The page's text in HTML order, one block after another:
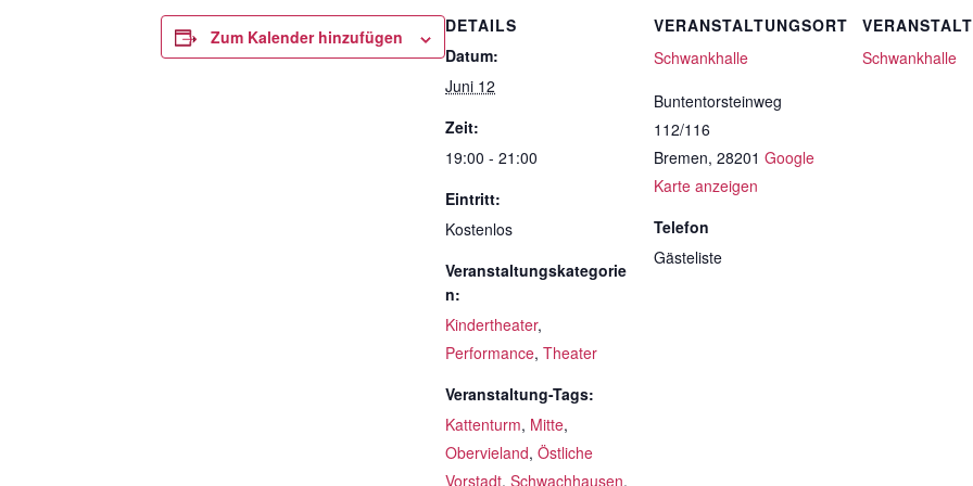
Zum Kalender hinzufügen
DETAILS
Datum:
Juni 12
Zeit:
19:00 - 21:00
Eintritt:
Kostenlos
Veranstaltungskategorie
n:
Kindertheater,
Performance, Theater
Veranstaltung-Tags:
Kattenturm, Mitte,
Obervieland, Östliche
Vorstadt, Schwachhausen,
VERANSTALTUNGSORT
Schwankhalle
Buntentorsteinweg
112/116
Bremen, 28201 Google
Karte anzeigen
Telefon
Gästeliste
Schwankhalle